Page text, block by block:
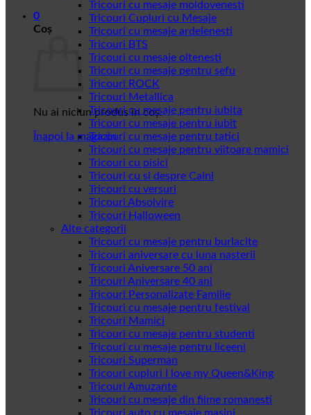
0
Coș
Nu ai niciun produs în coș.
Înapoi la magazin
Tricouri cu mesaje moldovenesti
Tricouri Cupluri cu Mesaje
Tricouri cu mesaje ardelenesti
Tricouri BTS
Tricouri cu mesaje oltenesti
Tricouri cu mesaje pentru sefu
Tricouri ROCK
Tricouri Metallica
Tricouri cu mesaje pentru iubita
Tricouri cu mesaje pentru iubit
Tricouri cu mesaje pentru tatici
Tricouri cu mesaje pentru viitoare mamici
Tricouri cu pisici
Tricouri cu si despre Caini
Tricouri cu versuri
Tricouri Absolvire
Tricouri Halloween
Alte categorii
Tricouri cu mesaje pentru burlacite
Tricouri aniversare cu luna nasterii
Tricouri Aniversare 50 ani
Tricouri Aniversare 40 ani
Tricouri Personalizate Familie
Tricouri cu mesaje pentru festival
Tricouri Mamici
Tricouri cu mesaje pentru studenti
Tricouri cu mesaje pentru liceeni
Tricouri Superman
Tricouri cupluri I love my Queen&King
Tricouri Amuzante
Tricouri cu mesaje din filme romanesti